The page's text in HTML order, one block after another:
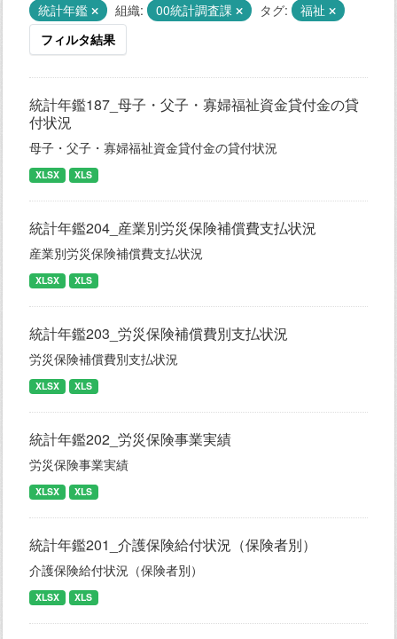
統計年鑑
組織: 00統計調査課 タグ:
福祉
フィルタ結果
統計年鑑187_母子・父子・寡婦福祉資金貸付金の貸
付状況
母子・父子・寡婦福祉資金貸付金の貸付状況
XLSX XLS
統計年鑑204_産業別労災保険補償費支払状況
産業別労災保険補償費支払状況
XLSX XLS
統計年鑑203_労災保険補償費別支払状況
労災保険補償費別支払状況
XLSX XLS
統計年鑑202_労災保険事業実績
労災保険事業実績
XLSX XLS
統計年鑑201_介護保険給付状況（保険者別）
介護保険給付状況（保険者別）
XLSX XLS